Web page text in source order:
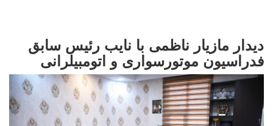
دیدار مازیار ناظمی با نایب رئیس سابق
فدراسیون موتورسواری و اتومبیلرانی